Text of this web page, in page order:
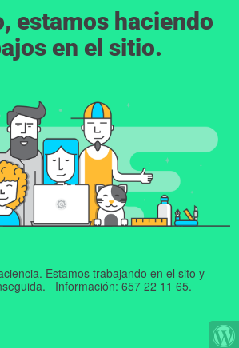
estamos haciendo
en el sitio.
Estamos trabajando en el sito y
Información: 657 22 11 65.